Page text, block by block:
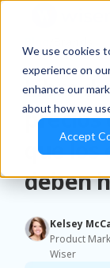
We use cookies
experience on
enhance our
about how we
Accept
Libro
precios
que
deben
Kelsey
Product
Wiser